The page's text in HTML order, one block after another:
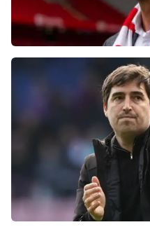
Болельщики
после ничьей с